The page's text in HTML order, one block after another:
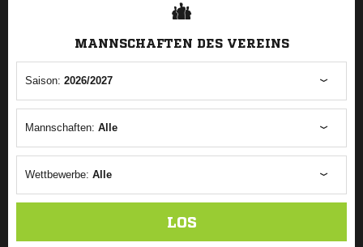
MANNSCHAFTEN DES VEREINS
Saison: 2026/2027
Mannschaften: Alle
Wettbewerbe: Alle
LOS